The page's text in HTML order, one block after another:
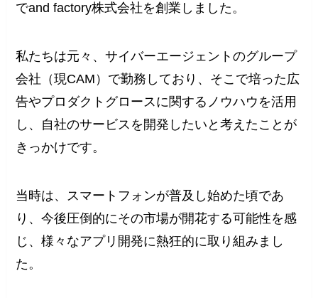
でand factory株式会社を創業しました。
私たちは元々、サイバーエージェントのグループ
会社（現CAM）で勤務しており、そこで培った広
告やプロダクトグロースに関するノウハウを活用
し、自社のサービスを開発したいと考えたことが
きっかけです。
当時は、スマートフォンが普及し始めた頃であ
り、今後圧倒的にその市場が開花する可能性を感
じ、様々なアプリ開発に熱狂的に取り組みまし
た。